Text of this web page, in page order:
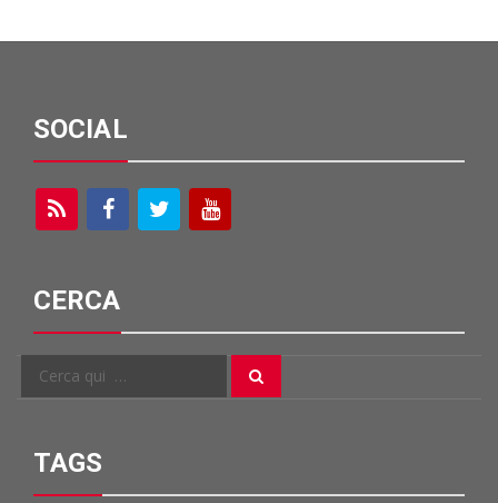
SOCIAL
CERCA
Cerca
TAGS